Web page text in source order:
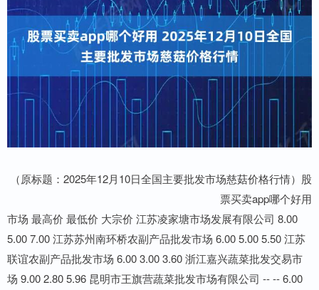
（原标题：2025年12月10日全国主要批发市场慈菇价格行情）股
票买卖app哪个好用
市场 最高价 最低价 大宗价 江苏凌家塘市场发展有限公司 8.00
5.00 7.00 江苏苏州南环桥农副产品批发市场 6.00 5.00 5.50 江苏
联谊农副产品批发市场 6.00 3.00 3.60 浙江嘉兴蔬菜批发交易市
场 9.00 2.80 5.96 昆明市王旗营蔬菜批发市场有限公司 -- -- 6.00